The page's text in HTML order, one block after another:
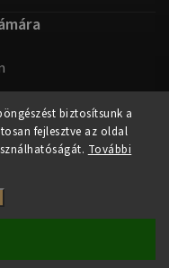
biztosítsunk a
fejlesztve az oldal
További
jog fenntartva.